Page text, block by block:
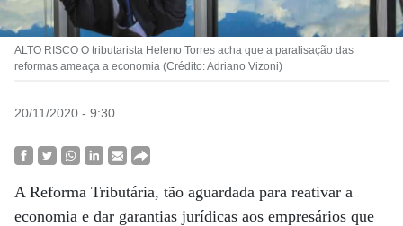
ALTO RISCO O tributarista Heleno Torres acha que a paralisação das
reformas ameaça a economia (Crédito: Adriano Vizoni)
20/11/2020 - 9:30
A Reforma Tributária, tão aguardada para reativar a
economia e dar garantias jurídicas aos empresários que